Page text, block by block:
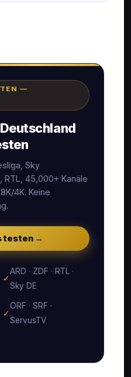
—
Sky
RTL, 45,000+ Kanäle
4K. Keine
testen →
✓
ARD · ZDF · RTL ·
Sky DE
✓
ORF · SRF ·
ServusTV